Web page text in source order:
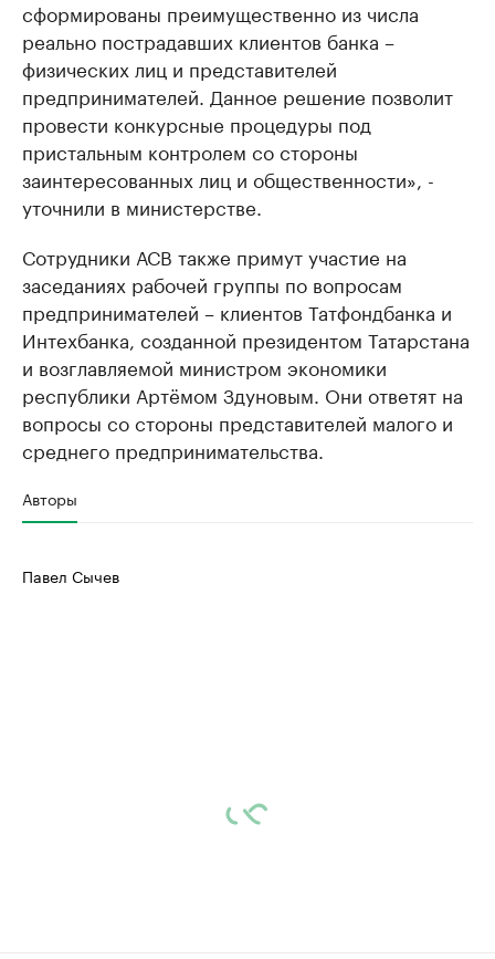
сформированы преимущественно из числа
реально пострадавших клиентов банка –
физических лиц и представителей
предпринимателей. Данное решение позволит
провести конкурсные процедуры под
пристальным контролем со стороны
заинтересованных лиц и общественности», -
уточнили в министерстве.
Сотрудники АСВ также примут участие на
заседаниях рабочей группы по вопросам
предпринимателей – клиентов Татфондбанка и
Интехбанка, созданной президентом Татарстана
и возглавляемой министром экономики
республики Артёмом Здуновым. Они ответят на
вопросы со стороны представителей малого и
среднего предпринимательства.
Авторы
Павел Сычев